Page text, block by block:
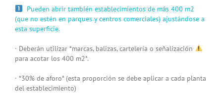
Pueden abrir también establecimientos de más 400 m2
(que no estén en parques y centros comerciales) ajustándose a
esta superficie.
· Deberán utilizar *marcas, balizas, cartelería o señalización
para acotar los 400 m2*.
· *30% de aforo* (esta proporción se debe aplicar a cada planta
del establecimiento)